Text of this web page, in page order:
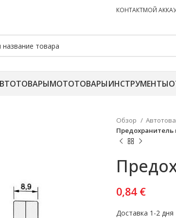
КОНТАКТМОЙ
МОТОТОВАРЫИНСТРУМЕНТЫ
Обзор
Предохранитель
0,84 €
Доставка 1-2 дня